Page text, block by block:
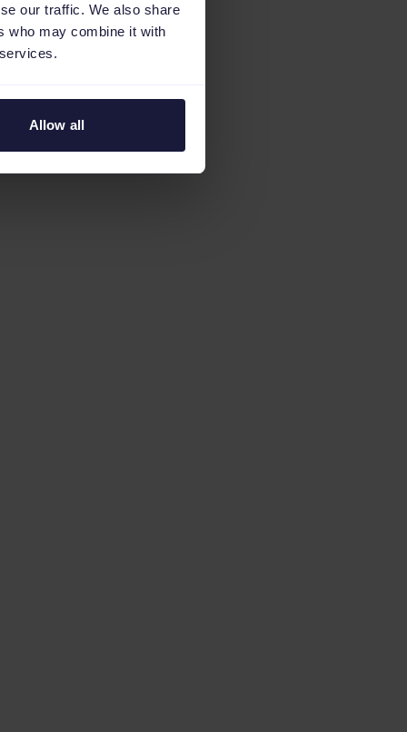
our traffic. We also share
who may combine it with
Allow all